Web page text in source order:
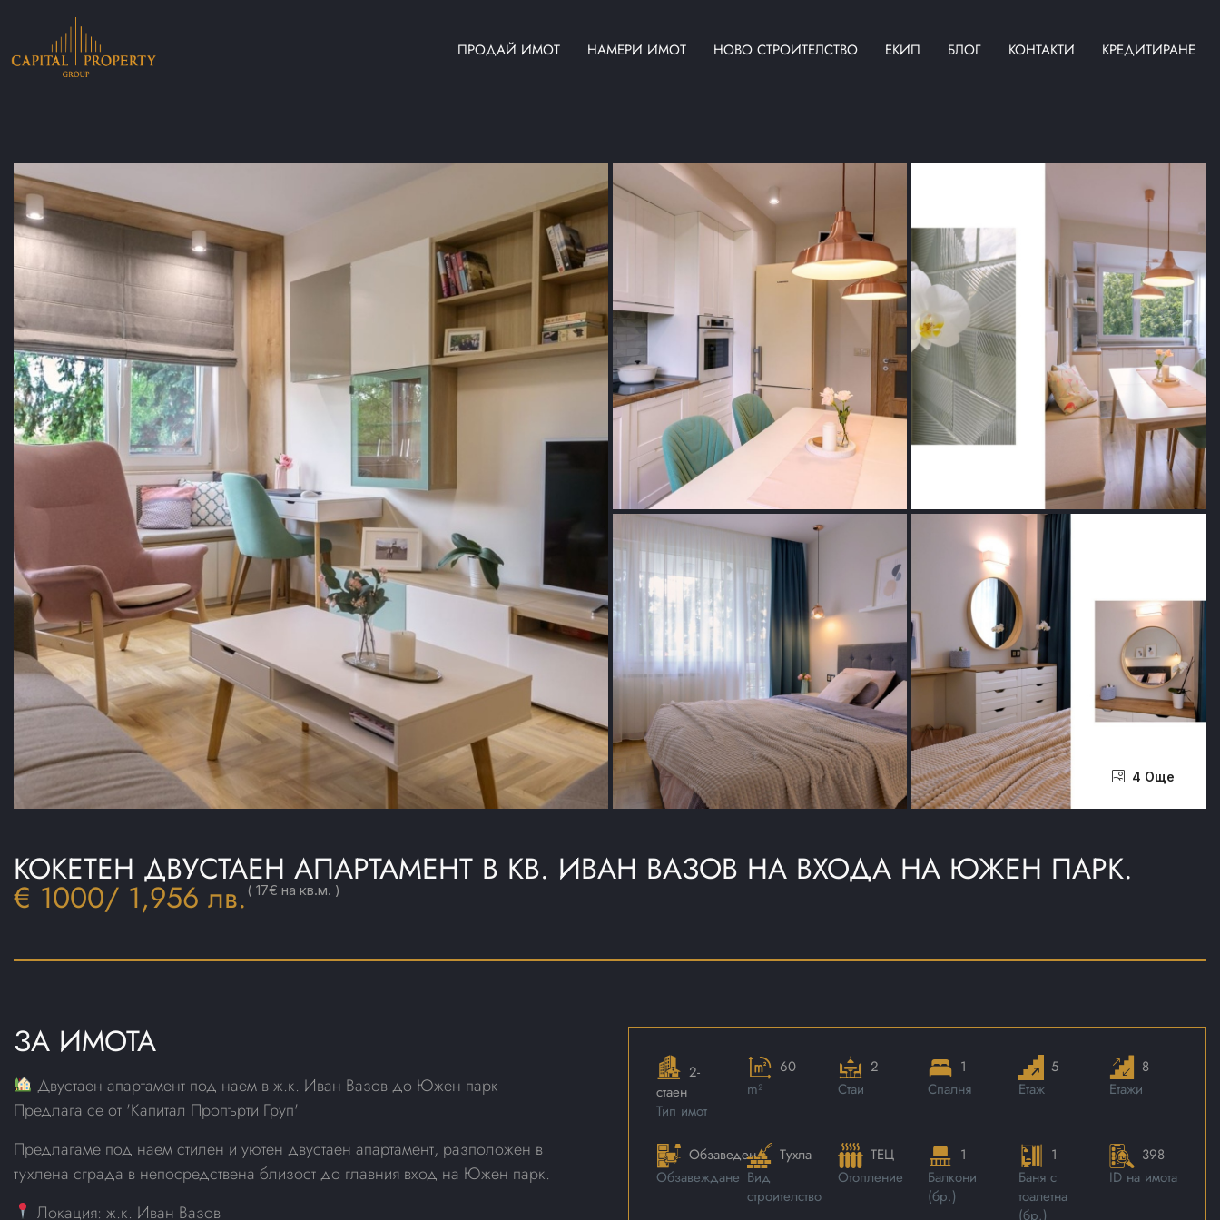
ПРОДАЙ ИМОТ НАМЕРИ ИМОТ НОВО СТРОИТЕЛСТВО ЕКИП БЛОГ КОНТАКТИ КРЕДИТИРАНЕ
4 Още
КОКЕТЕН ДВУСТАЕН АПАРТАМЕНТ В КВ. ИВАН ВАЗОВ НА ВХОДА НА ЮЖЕН ПАРК.
€ 1000/ 1,956 лв. ( 17€ на кв.м. )
ЗА ИМОТА
Двустаен апартамент под наем в ж.к. Иван Вазов до Южен парк
Предлага се от 'Капитал Пропърти Груп'
Предлагаме под наем стилен и уютен двустаен апартамент, разположен в
тухлена сграда в непосредствена близост до главния вход на Южен парк.
Локация: ж.к. Иван Вазов
2-
стаен
Тип имот
60
m²
2
Стаи
1
Спалня
5
Етаж
8
Етажи
Обзаведен
Обзавеждане
Тухла
Вид
строителство
ТЕЦ
Отопление
1
Балкони
(бр.)
1
Баня с
тоалетна
(бр.)
398
ID на имота